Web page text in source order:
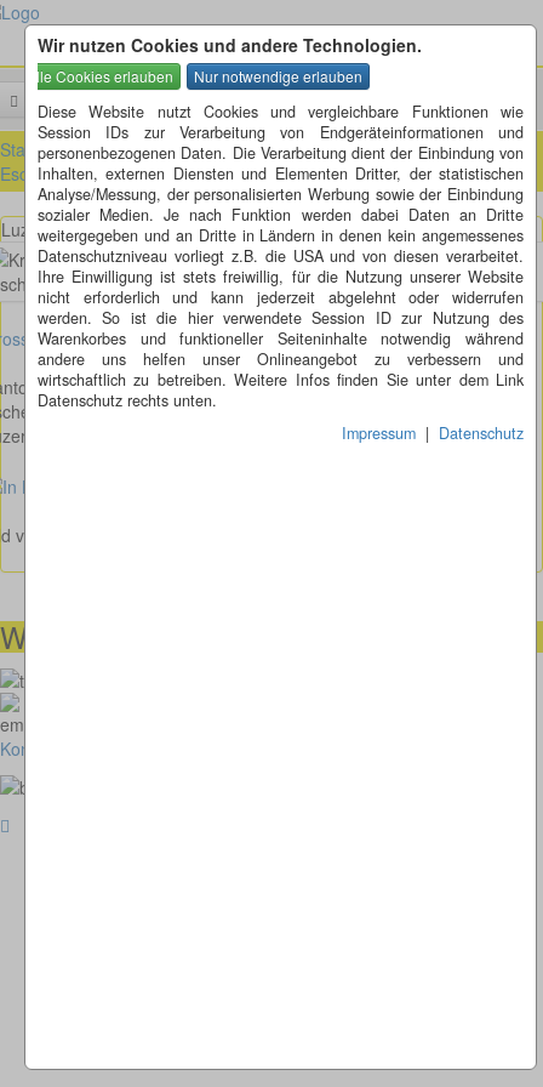
Wir nutzen Cookies und andere Technologien.
Diese Website nutzt Cookies und vergleichbare Funktionen wie
Session IDs zur Verarbeitung von Endgeräteinformationen und
personenbezogenen Daten. Die Verarbeitung dient der Einbindung von
Inhalten, externen Diensten und Elementen Dritter, der statistischen
Analyse/Messung, der personalisierten Werbung sowie der Einbindung
sozialer Medien. Je nach Funktion werden dabei Daten an Dritte
weitergegeben und an Dritte in Ländern in denen kein angemessenes
Datenschutzniveau vorliegt z.B. die USA und von diesen verarbeitet.
Ihre Einwilligung ist stets freiwillig, für die Nutzung unserer Website
nicht erforderlich und kann jederzeit abgelehnt oder widerrufen
werden. So ist die hier verwendete Session ID zur Nutzung des
Warenkorbes und funktioneller Seiteninhalte notwendig während
andere uns helfen unser Onlineangebot zu verbessern und
wirtschaftlich zu betreiben. Weitere Infos finden Sie unter dem Link
Datenschutz rechts unten.
Impressum | Datenschutz
Startseite » ausländische Kreisel » Schweiz » Luzern (LU) »
Eschenbach (LU)
Luzernstrasse - Inwilstrasse - Rothlistrasse - in Eschenbach
Bild anzeigen
Luzern
- Inwilstrasse - Rothlistrasse
von Andreas Hauri
Wir helfen Ihnen gerne weiter
Kontakt